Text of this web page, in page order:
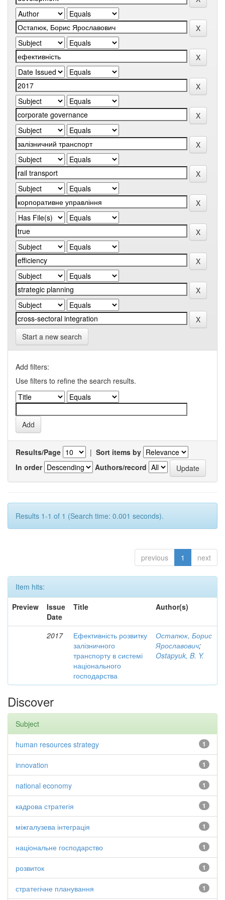
Start a new search
Add filters:
Use filters to refine the search results.
Results/Page | Sort items by
In order
Authors/record
Results 1-1 of 1 (Search time: 0.001 seconds).
previous 1 next
Item hits:
Preview
Issue
Date
Title Author(s)
2017
Ефективність розвитку
залізничного
транспорту в системі
національного
господарства
Остапюк, Борис
Ярославович;
Ostapyuk, B. Y.
Discover
Subject
1
human resources strategy
1
innovation
1
national economy
1
кадрова стратегія
1
міжгалузева інтеграція
1
національне господарство
1
розвиток
1
стратегічне планування